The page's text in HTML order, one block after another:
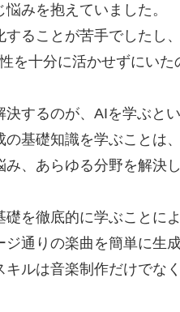
みを抱えていました。
することが苦手でしたし
を十分に活かせずにいた
するのが、AIを学ぶとい
の基礎知識を学ぶことは
、あらゆる分野を解決
礎を徹底的に学ぶことに
ジ通りの楽曲を簡単に生
キルは音楽制作だけでな